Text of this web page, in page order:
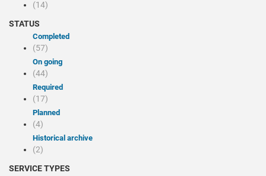
(14)
STATUS
Completed
(57)
On going
(44)
Required
(17)
Planned
(4)
Historical archive
(2)
SERVICE TYPES